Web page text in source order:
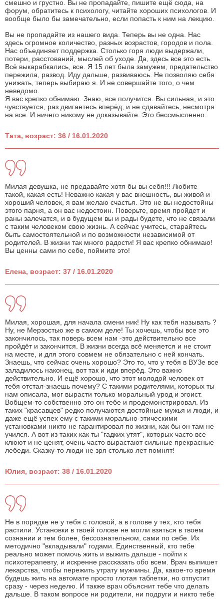
смешно и грустно. Вы не пропадайте, пишите ещё сюда, на
форум, обратитесь к психологу, читайте хороших психологов. И
вообще было бы замечательно, если попасть к ним на лекцию.
Вы не пропадайте из нашего вида. Теперь вы не одна. Нас
здесь огромное количество, разных возрастов, городов и пола.
Нас объединяет поддержка. Столько горя люди выдержали,
потери, расстований, мыслей об уходе. Да, здесь все это есть.
Всё выкарабкались, все. Я 15 лет была замужем, предательство
пережила, развод. Иду дальше, развиваюсь. Не позволяю себя
унижать, теперь выбираю я. И не совершайте того, о чем
неведомо.
Я вас крепко обнимаю. Знаю, все получится. Вы сильная, и это
чувствуется, раз двигаетесь вперёд; и не сдавайтесь, несмотря
на все. И ничего никому не доказывайте. Это бессмысленно.
Тата, возраст: 36 / 16.01.2020
Милая девушка, не предавайте хотя бы вы себя!!! Любите
такой, какая есть! Неважно какая у вас внешность, вы живой и
хороший человек, я вам желаю счастья. Это не вы недостойны
этого парня, а он вас недостоин. Поверьте, время пройдет и
раны залечатся, и в будущем вы и рады будете, что не связали
с таким человеком свою жизнь. А сейчас учитесь, старайтесь
быть самостоятельной и по возможности независимой от
родителей. В жизни так много радости! Я вас крепко обнимаю!
Вы ценны сами по себе, поймите это!
Елена, возраст: 37 / 16.01.2020
Милая, хорошая, для начала смени ник! Ну как тебя называть ?
Ну, не Мерзостью же в самом деле! Ты хочешь, чтобы все это
закончилось, так поверь всем нам -это действительно все
пройдёт и закончится. В жизни всегда всё меняется и не стоит
на месте, и для этого совмем не обязательно с ней кончать.
Знаешь, что сейчас очень хорошо? Это то, что у тебя в ВУЗе все
заладилось наконец, вот так и иди вперёд. Это важно
действительно. И ещё хорошо, что этот молодой человек от
тебя отстал-знаешь почему? С такими родителями, которых ты
нам описала, мог вырасти только моральный урод и эгоист.
Вобщем-то собственно это он тебе и продемонстрировал. Из
таких "красавцев" редко получаются достойные мужья и люди, и
даже ещё успех ему с такими морально-этическими
установками никто не гарантировал по жизни, как бы он там не
учился. А вот из таких как ты "гадких утят", которых часто все
клюют и не ценят, очень часто вырастают сильные прекрасные
лебеди. Сказку-то люди не зря столько лет помнят!
Юлия, возраст: 38 / 16.01.2020
Не в порядке не у тебя с головой, а в голове у тех, кто тебя
растили. Установки в твоей голове не могли взяться в твоем
сознании и тем более, бессознательном, сами по себе. Их
методично "вкладывали" годами. Единственный, кто тебе
реально может помочь жить и выжить дальше - пойти к
психотерапевту, и искренне рассказать обо всем. Врач выпишет
лекарства, чтобы пережить утрату мужчины. Да, какое-то время
будешь жить на автомате просто глотая таблетки, но отпустит
сразу - через неделю. И также врач объяснит тебе что делать
дальше. В таком вопросе ни родители, ни подруги и никто тебе